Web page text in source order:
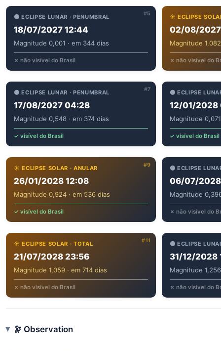
#5
🌑 ECLIPSE LUNAR · PENUMBRAL
18/07/2027 12:44
Magnitude 0,001 · em 344 dias
✗ não visível do Brasil
☀️ ECLIPSE
02/08/
Magnitude
✗ não visível do
#7
🌑 ECLIPSE LUNAR · PENUMBRAL
17/08/2027 04:28
Magnitude 0,548 · em 374 dias
✓ visível do Brasil
🌑 ECLIPSE
12/01/2028
Magnitude
✓ visível do Brasil
#9
☀️ ECLIPSE SOLAR · ANULAR
26/01/2028 12:08
Magnitude 0,924 · em 536 dias
✓ visível do Brasil
🌑 ECLIPSE
06/07/2028
Magnitude
✗ não visível do
#11
☀️ ECLIPSE SOLAR · TOTAL
21/07/2028 23:56
Magnitude 1,059 · em 714 dias
✗ não visível do Brasil
🌑 ECLIPSE
31/12/2028
Magnitude
✗ não visível do
🔭 Observation